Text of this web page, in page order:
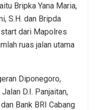
Bripka Yana Maria,
S.H. dan Bripda
dari Mapolres
ruas jalan utama
Diponegoro,
D.I. Panjaitan,
Bank BRI Cabang